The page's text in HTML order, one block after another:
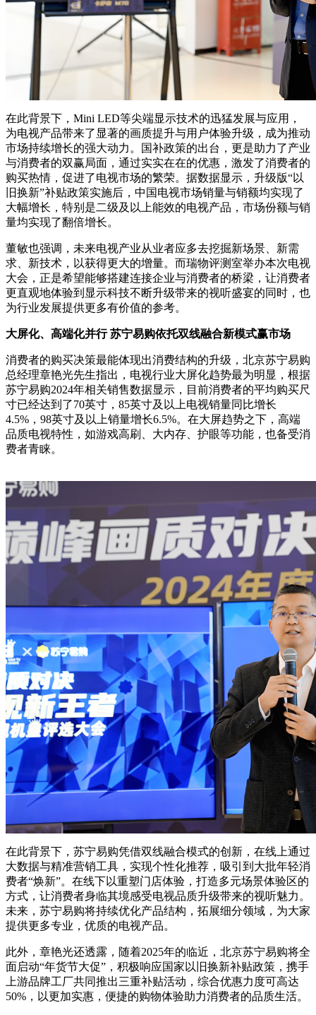
在此背景下，Mini LED等尖端显示技术的迅猛发展与应用，
为电视产品带来了显著的画质提升与用户体验升级，成为推动
市场持续增长的强大动力。国补政策的出台，更是助力了产业
与消费者的双赢局面，通过实实在在的优惠，激发了消费者的
购买热情，促进了电视市场的繁荣。据数据显示，升级版“以
旧换新”补贴政策实施后，中国电视市场销量与销额均实现了
大幅增长，特别是二级及以上能效的电视产品，市场份额与销
量均实现了翻倍增长。
董敏也强调，未来电视产业从业者应多去挖掘新场景、新需
求、新技术，以获得更大的增量。而瑞物评测室举办本次电视
大会，正是希望能够搭建连接企业与消费者的桥梁，让消费者
更直观地体验到显示科技不断升级带来的视听盛宴的同时，也
为行业发展提供更多有价值的参考。
大屏化、高端化并行 苏宁易购依托双线融合新模式赢市场
消费者的购买决策最能体现出消费结构的升级，北京苏宁易购
总经理章艳光先生指出，电视行业大屏化趋势最为明显，根据
苏宁易购2024年相关销售数据显示，目前消费者的平均购买尺
寸已经达到了70英寸，85英寸及以上电视销量同比增长
4.5%，98英寸及以上销量增长6.5%。在大屏趋势之下，高端
品质电视特性，如游戏高刷、大内存、护眼等功能，也备受消
费者青睐。
在此背景下，苏宁易购凭借双线融合模式的创新，在线上通过
大数据与精准营销工具，实现个性化推荐，吸引到大批年轻消
费者“焕新”。在线下以重塑门店体验，打造多元场景体验区的
方式，让消费者身临其境感受电视品质升级带来的视听魅力。
未来，苏宁易购将持续优化产品结构，拓展细分领域，为大家
提供更多专业，优质的电视产品。
此外，章艳光还透露，随着2025年的临近，北京苏宁易购将全
面启动“年货节大促”，积极响应国家以旧换新补贴政策，携手
上游品牌工厂共同推出三重补贴活动，综合优惠力度可高达
50%，以更加实惠，便捷的购物体验助力消费者的品质生活。